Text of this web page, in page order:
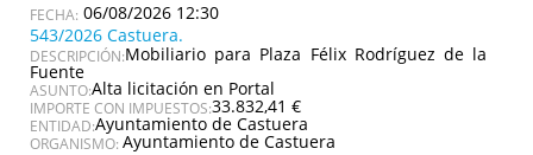
06/08/2026 12:30
543/2026 Castuera.
DESCRIPCIÓN:Mobiliario para Plaza Félix Rodríguez de la
Fuente
ASUNTO:Alta licitación en Portal
IMPORTE CON IMPUESTOS:33.832,41 €
ENTIDAD:Ayuntamiento de Castuera
ORGANISMO: Ayuntamiento de Castuera